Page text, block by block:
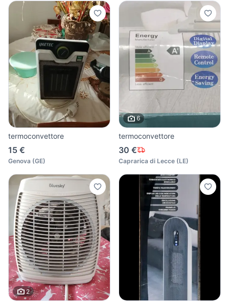
termoconvettore
15 €
Genova (GE)
6
termoconvettore
30 €
Caprarica di Lecce (LE)
2